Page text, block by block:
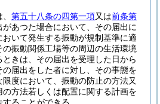
第五十八条の四第一項又は前条第
あつた場合において、その届出に
いて発生する振動が規制基準に適
振動関係工場等の周辺の生活環境
きは、その届出を受理した日から
届出をした者に対し、その事態を
度において、振動の防止の方法又
方法若しくは配置に関する計画を